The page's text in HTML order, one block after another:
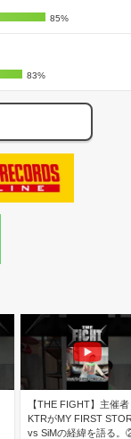
85%
83%
【THE FIGHT】主催者
KTRがMY FIRST
vs SiMの経緯を語る